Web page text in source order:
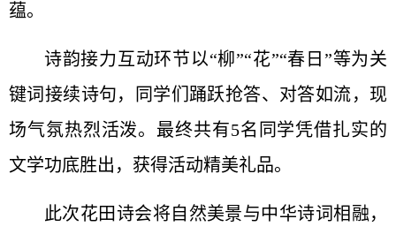
蕴。
诗韵接力互动环节以“柳”“花”“春日”等为关
键词接续诗句，同学们踊跃抢答、对答如流，现
场气氛热烈活泼。最终共有5名同学凭借扎实的
文学功底胜出，获得活动精美礼品。
此次花田诗会将自然美景与中华诗词相融，